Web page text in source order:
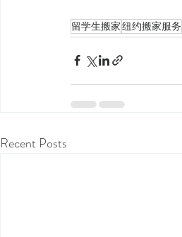
留学生搬家纽约搬家服务
Recent Posts